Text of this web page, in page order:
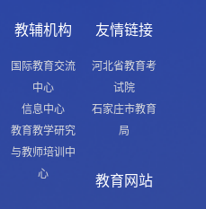
教辅机构
国际教育交流
中心
信息中心
教育教学研究
与教师培训中
心
友情链接
河北省教育考
试院
石家庄市教育
局
教育网站